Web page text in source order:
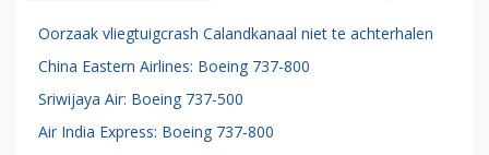
Oorzaak vliegtuigcrash Calandkanaal niet te achterhalen
China Eastern Airlines: Boeing 737-800
Sriwijaya Air: Boeing 737-500
Air India Express: Boeing 737-800